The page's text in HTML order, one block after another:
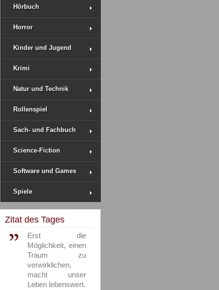
Hörbuch
Horror
Kinder und Jugend
Krimi
Natur und Technik
Rollenspiel
Sach- und Fachbuch
Science-Fiction
Software und Games
Spiele
Zitat des Tages
Erst die
Möglichkeit, einen
Traum zu
verwirklichen,
macht unser
Leben lebenswert.